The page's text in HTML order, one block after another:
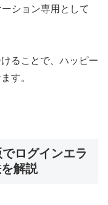
ション専用として
ることで、ハッピー
す。
ログインエラ
解説